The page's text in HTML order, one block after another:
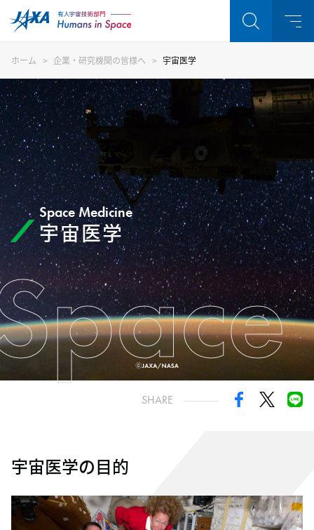
ホーム 企業・研究機関の皆様へ 宇宙医学
Space Medicine
宇宙医学
SHARE
宇宙医学の目的